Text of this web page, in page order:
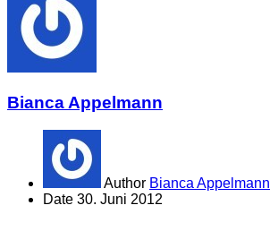
Bianca Appelmann
Author Bianca Appelmann
Date 30. Juni 2012